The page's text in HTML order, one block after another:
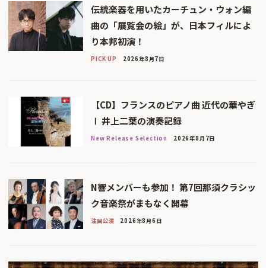
伝統楽器を用いたカーチュン・ウォン編
曲の「展覧会の絵」が、日本フィルによ
り本邦初演！
PICK UP 2026年8月7日
【CD】フランスのピアノ曲 近代の華やぎ
Ⅰ 井上二葉の演奏記録
New Release Selection 2026年8月7日
N響メンバーも参加！ 第7回那須クラシッ
ク音楽祭がまもなく開幕
注目公演 2026年8月6日